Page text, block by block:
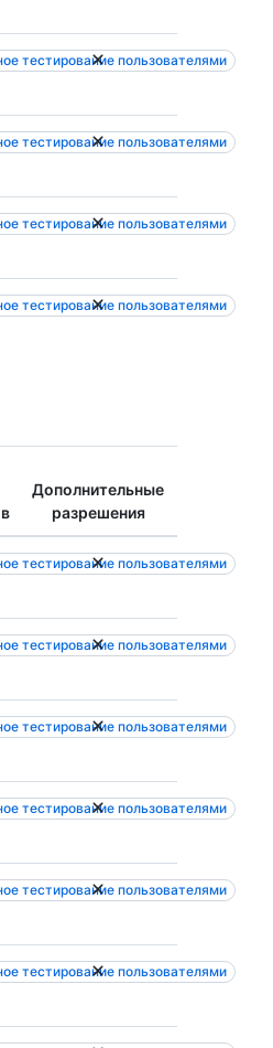
тестирование пользователями
тестирование пользователями
тестирование пользователями
тестирование пользователями
Дополнительные
разрешения
тестирование пользователями
тестирование пользователями
тестирование пользователями
тестирование пользователями
тестирование пользователями
тестирование пользователями